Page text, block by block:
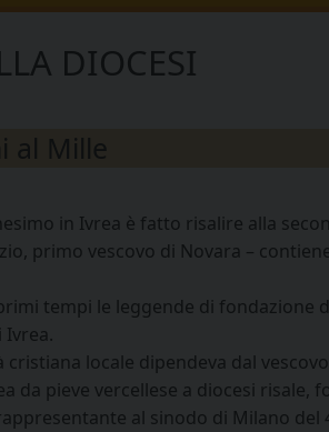
DIOCESI
al Mille
in Ivrea è fatto risalire alla
primo vescovo di Novara –
tempi le leggende di fondazione
locale dipendeva dal
da pieve vercellese a diocesi risale,
al sinodo di Milano del